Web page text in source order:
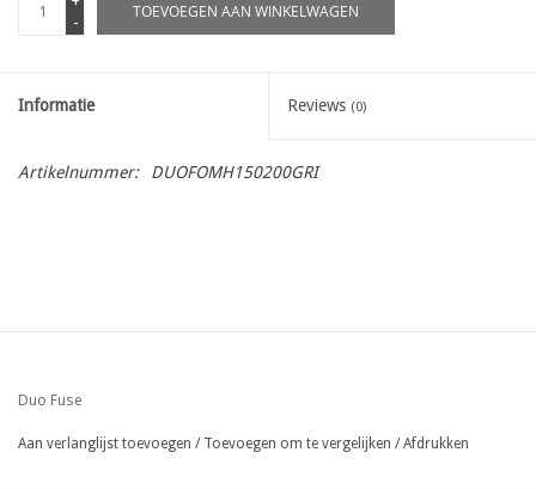
-
TOEVOEGEN AAN WINKELWAGEN
Informatie Reviews (0)
Artikelnummer: DUOFOMH150200GRI
Duo Fuse
Aan verlanglijst toevoegen / Toevoegen om te vergelijken /Afdrukken